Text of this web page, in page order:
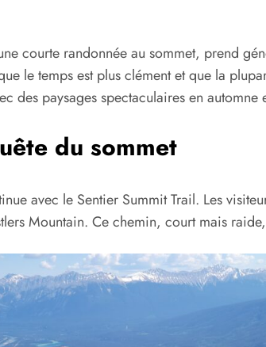
courte randonnée au sommet, prend
le temps est plus clément et que la
paysages spectaculaires en automne
du sommet
avec le Sentier Summit Trail. Les
Mountain. Ce chemin, court mais